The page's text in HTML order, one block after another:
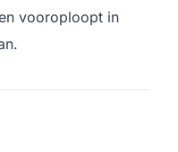
vooroploopt in